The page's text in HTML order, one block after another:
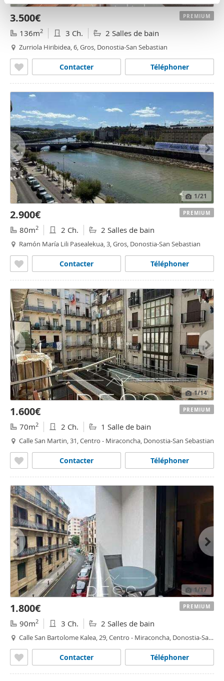
partir del uso que haya hecho de sus servicios.
n
3.500€
136m2 3 Ch. 2 Salles de bain
Zurriola Hiribidea, 6, Gros, Donostia-San Sebastian
Téléphoner
Contacter
PREMIUM
1/21
2.900€
80m2 2 Ch. 2 Salles de bain
Ramón María Lili Pasealekua, 3, Gros, Donostia-San Sebastian
Téléphoner
Contacter
PREMIUM
1/14
1.600€
70m2 2 Ch. 1 Salle de bain
Calle San Martin, 31, Centro - Miraconcha, Donostia-San Sebastian
Téléphoner
Contacter
PREMIUM
1/17
1.800€
90m2 3 Ch. 2 Salles de bain
Calle San Bartolome Kalea, 29, Centro - Miraconcha, Donostia-San
Téléphoner
Contacter
PREMIUM